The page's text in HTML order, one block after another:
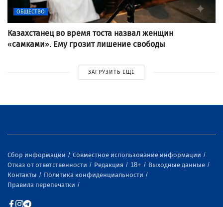
ОБЩЕСТВО
Казахстанец во время тоста назвал женщин
«самками». Ему грозит лишение свободы
ЗАГРУЗИТЬ ЕЩЕ
Сбор информации
Совместное использование информации
Отказ от ответственности
Редакция 18+
Выходные данные
Контакты
Политика конфиденциальности
Правила перепечатки